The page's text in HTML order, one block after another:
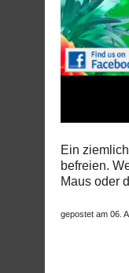
Ein
befreien.
Maus oder
gepostet am